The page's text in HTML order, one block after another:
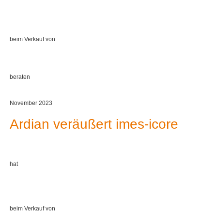
beim Verkauf von
beraten
November 2023
Ardian veräußert imes-icore
hat
beim Verkauf von